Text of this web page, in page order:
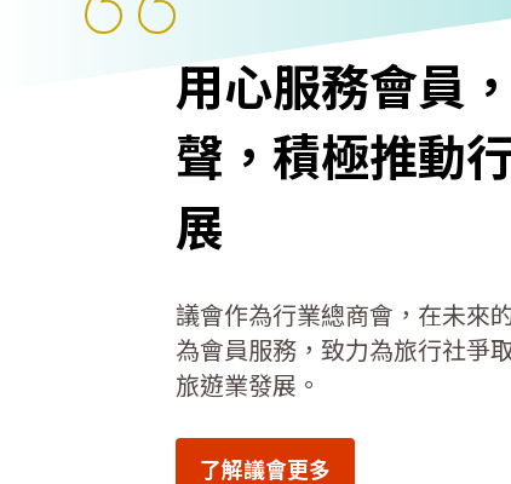
用心服務會員
聲，積極推動
展
議會作為行業總商會，在未來
為會員服務，致力為旅行社爭
旅遊業發展。
了解議會更多